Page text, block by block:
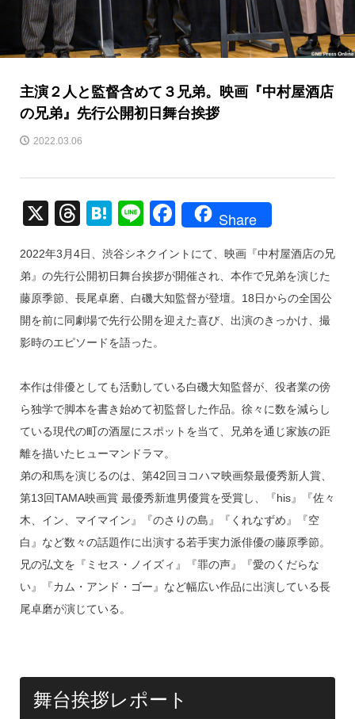
主演２人と監督含めて３兄弟。映画『中村屋酒店
の兄弟』先行公開初日舞台挨拶
2022.03.06
X
T
e
a
d
s
H
e
n
a
Li
e
F
c
e
b
k
Share
2022年3月4日、渋谷シネクイントにて、映画『中村屋酒店の兄
弟』の先行公開初日舞台挨拶が開催され、本作で兄弟を演じた
藤原季節、長尾卓磨、白磯大知監督が登壇。18日からの全国公
開を前に同劇場で先行公開を迎えた喜び、出演のきっかけ、撮
影時のエピソードを語った。
本作は俳優としても活動している白磯大知監督が、役者業の傍
ら独学で脚本を書き始めて初監督した作品。徐々に数を減らし
ている現代の町の酒屋にスポットを当て、兄弟を通じ家族の距
離を描いたヒューマンドラマ。
弟の和馬を演じるのは、第42回ヨコハマ映画祭最優秀新人賞、
第13回TAMA映画賞 最優秀新進男優賞を受賞し、『his』『佐々
木、イン、マイマイン』『のさりの島』『くれなずめ』『空
白』など数々の話題作に出演する若手実力派俳優の藤原季節。
兄の弘文を『ミセス・ノイズィ』『罪の声』『愛のくだらな
い』『カム・アンド・ゴー』など幅広い作品に出演している長
尾卓磨が演じている。
舞台挨拶レポート